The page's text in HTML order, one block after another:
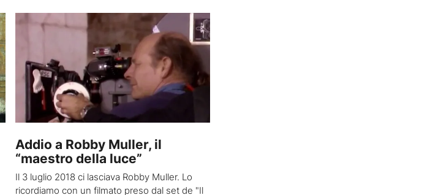
Addio a Robby Muller, il
“maestro della luce”
Il 3 luglio 2018 ci lasciava Robby Muller. Lo
ricordiamo con un filmato preso dal set de "Il